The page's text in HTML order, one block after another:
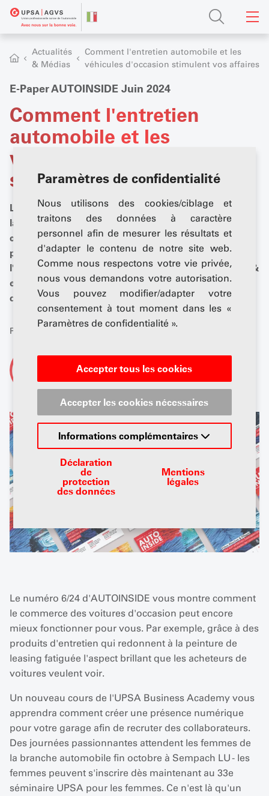
Paramètres de confidentialité
Nous utilisons des cookies/ciblage et
traitons des données à caractère
personnel afin de mesurer les résultats et
d'adapter le contenu de notre site web.
Comme nous respectons votre vie privée,
nous vous demandons votre autorisation.
Vous pouvez modifier/adapter votre
consentement à tout moment dans les «
Paramètres de confidentialité ».
Accepter tous les cookies
Accepter les cookies nécessaires
Informations complémentaires
Déclaration
de
protection
des données
Mentions
légales
Actualités
& Médias
Comment l'entretien automobile et les
véhicules d'occasion stimulent vos affaires
E-Paper AUTOINSIDE Juin 2024
Comment l'entretien
automobile et les
véhicules d'occasion
stimulent vos affaires
Le salon Uniti 2024 de Stuttgart (D) l'a prouvé : le
lavage de voitures est bien plus qu'un simple
complément d'activité. Pour tout savoir sur le salon
phare du lavage et de l'entretien automobile, lisez
l'édition de juin d'AUTOINSIDE. Outre le focus lavage &
entretien, nous nous penchons sur les véhicules
d'occasion.
Publié: 01 juin 2024
AGVS-Newsdesk
Le numéro 6/24 d'AUTOINSIDE vous montre comment
le commerce des voitures d'occasion peut encore
mieux fonctionner pour vous. Par exemple, grâce à des
produits d'entretien qui redonnent à la peinture de
leasing fatiguée l'aspect brillant que les acheteurs de
voitures veulent voir.
Un nouveau cours de l'UPSA Business Academy vous
apprendra comment créer une présence numérique
pour votre garage afin de recruter des collaborateurs.
Des journées passionnantes attendent les femmes de
la branche automobile fin octobre à Sempach LU - les
femmes peuvent s'inscrire dès maintenant au 33e
séminaire UPSA pour les femmes. Ce n'est là qu'un